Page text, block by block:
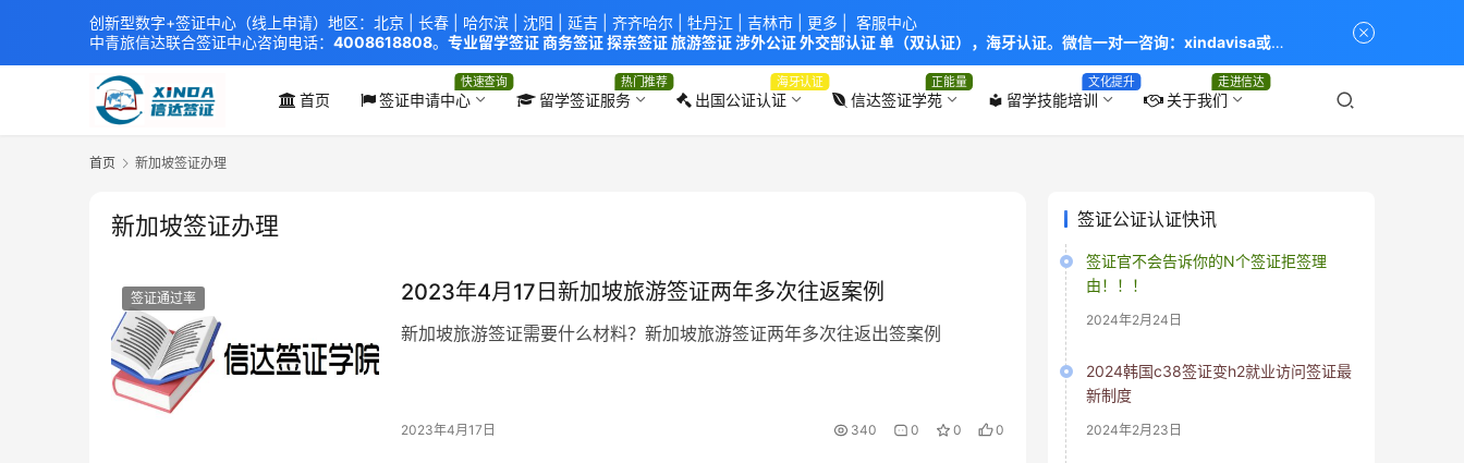
首页 签证申请中心
快速查询
留学签证服务
热门推荐
出国公证认证
海牙认证
信达签证学苑
正能量
local_library 留学技能培训
文化提升
关于我们
走进信达
首页 新加坡签证办理
新加坡签证办理
签证通过率 2023年4月17日新加坡旅游签证两年多次往返案例
新加坡旅游签证需要什么材料？新加坡旅游签证两年多次往返出签案例
2023年4月17日 340 0 0 0
签证公证认证快讯
签证官不会告诉你的N个签证拒签理
由！！！
2024年2月24日
2024韩国c38签证变h2就业访问签证最
新制度
2024年2月23日
创新型数字+签证中心（线上申请）地区：北京 | 长春 哈尔滨 沈阳 延吉 | 齐齐哈尔 | 牡丹江 吉林市 | 更多 | 客服中心
中青旅信达联合签证中心咨询电话： 4008618808。 专业留学签证 商务签证 探亲签证 旅游签证 涉外公证 外交部认证 单（双认证），海牙认证。微信一对一咨询：xindavisa或
xindavisa01 免责声明：本站非政府网站，不隶属于大使馆！提供服务机构：信达出入境服务有限公司/中青国际旅行社有限公司.专业：留学签证 商务签证 探亲签证 旅游签证 涉外公证
外交部认证 单（双认证），海牙认证。